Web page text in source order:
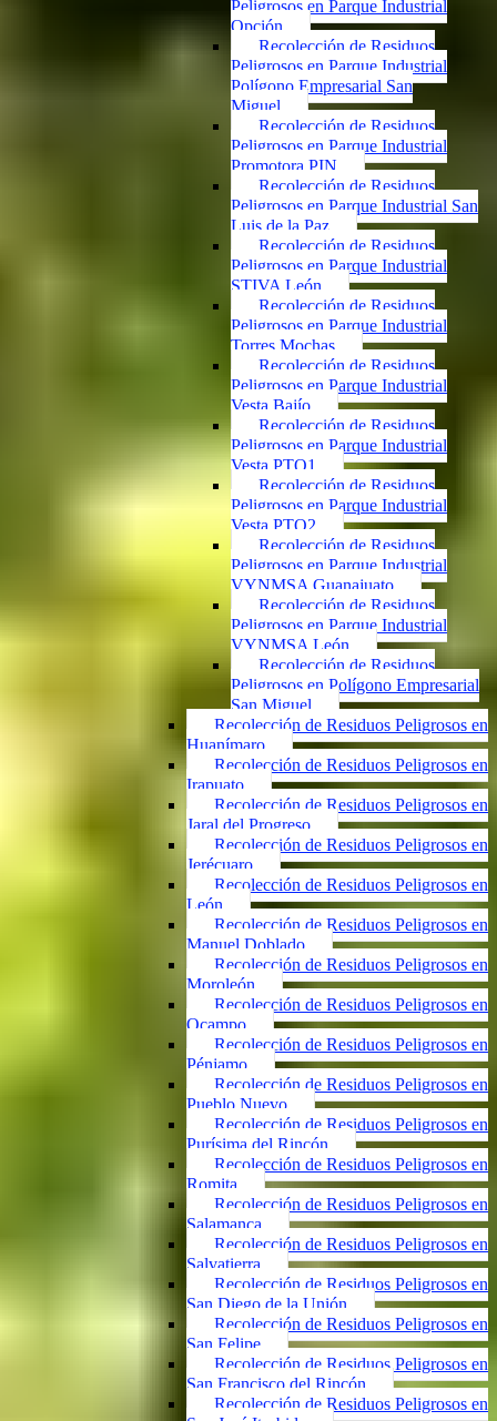
Peligrosos en Parque Industrial
Opción
Recolección de Residuos
Peligrosos en Parque Industrial
Polígono Empresarial San
Miguel
Recolección de Residuos
Peligrosos en Parque Industrial
Promotora PIN
Recolección de Residuos
Peligrosos en Parque Industrial San
Luis de la Paz
Recolección de Residuos
Peligrosos en Parque Industrial
STIVA León
Recolección de Residuos
Peligrosos en Parque Industrial
Torres Mochas
Recolección de Residuos
Peligrosos en Parque Industrial
Vesta Bajío
Recolección de Residuos
Peligrosos en Parque Industrial
Vesta PTO1
Recolección de Residuos
Peligrosos en Parque Industrial
Vesta PTO2
Recolección de Residuos
Peligrosos en Parque Industrial
VYNMSA Guanajuato
Recolección de Residuos
Peligrosos en Parque Industrial
VYNMSA León
Recolección de Residuos
Peligrosos en Polígono Empresarial
San Miguel
Recolección de Residuos Peligrosos en
Huanímaro
Recolección de Residuos Peligrosos en
Irapuato
Recolección de Residuos Peligrosos en
Jaral del Progreso
Recolección de Residuos Peligrosos en
Jerécuaro
Recolección de Residuos Peligrosos en
León
Recolección de Residuos Peligrosos en
Manuel Doblado
Recolección de Residuos Peligrosos en
Moroleón
Recolección de Residuos Peligrosos en
Ocampo
Recolección de Residuos Peligrosos en
Pénjamo
Recolección de Residuos Peligrosos en
Pueblo Nuevo
Recolección de Residuos Peligrosos en
Purísima del Rincón
Recolección de Residuos Peligrosos en
Romita
Recolección de Residuos Peligrosos en
Salamanca
Recolección de Residuos Peligrosos en
Salvatierra
Recolección de Residuos Peligrosos en
San Diego de la Unión
Recolección de Residuos Peligrosos en
San Felipe
Recolección de Residuos Peligrosos en
San Francisco del Rincón
Recolección de Residuos Peligrosos en